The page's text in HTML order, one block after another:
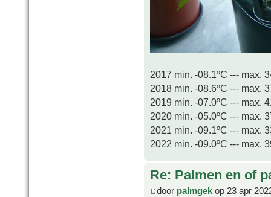
2017 min. -08.1ºC --- max.
2018 min. -08.6ºC --- max.
2019 min. -07.0ºC --- max.
2020 min. -05.0ºC --- max.
2021 min. -09.1ºC --- max.
2022 min. -09.0ºC --- max.
Re: Palmen en of
door palmgek op 23 apr